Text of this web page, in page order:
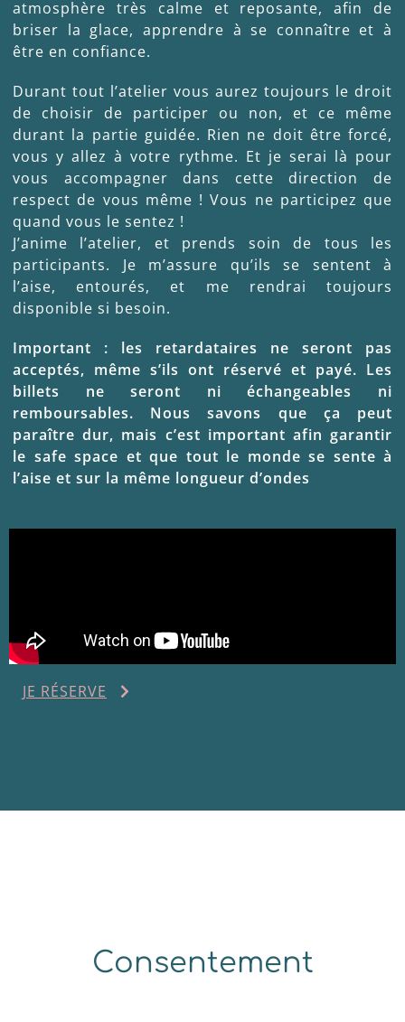
atmosphère très calme et reposante, afin de
briser la glace, apprendre à se connaître et à
être en confiance.
Durant tout l’atelier vous aurez toujours le droit
de choisir de participer ou non, et ce même
durant la partie guidée. Rien ne doit être forcé,
vous y allez à votre rythme. Et je serai là pour
vous accompagner dans cette direction de
respect de vous même ! Vous ne participez que
quand vous le sentez !
J’anime l’atelier, et prends soin de tous les
participants. Je m’assure qu’ils se sentent à
l’aise, entourés, et me rendrai toujours
disponible si besoin.
Important : les retardataires ne seront pas
acceptés, même s’ils ont réservé et payé. Les
billets ne seront ni échangeables ni
remboursables. Nous savons que ça peut
paraître dur, mais c’est important afin garantir
le safe space et que tout le monde se sente à
l’aise et sur la même longueur d’ondes
JE RÉSERVE
Consentement